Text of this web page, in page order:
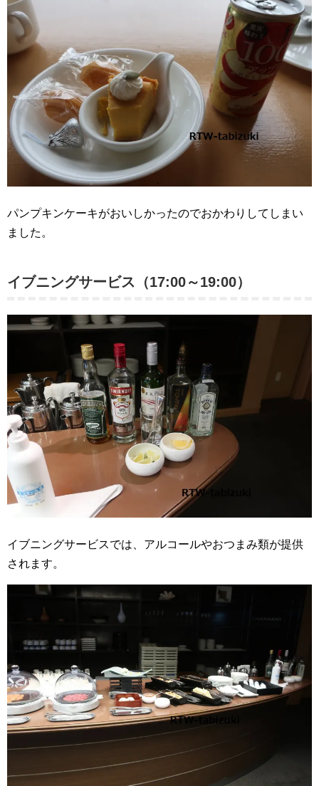
パンプキンケーキがおいしかったのでおかわりしてしまい
ました。
イブニングサービス（17:00～19:00）
イブニングサービスでは、アルコールやおつまみ類が提供
されます。